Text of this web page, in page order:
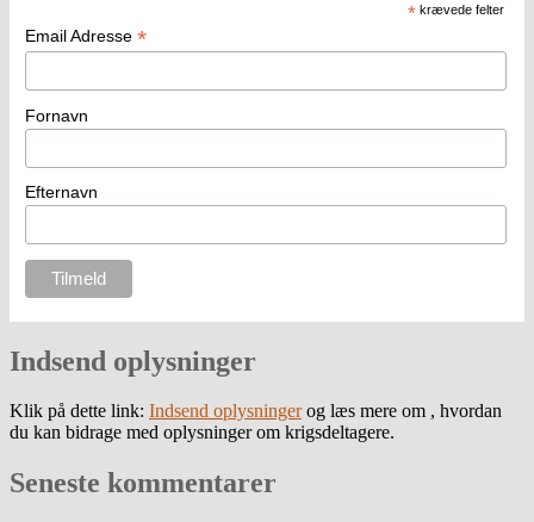
* krævede felter
Email Adresse *
Fornavn
Efternavn
Indsend oplysninger
Klik på dette link: Indsend oplysningerog læs mere om , hvordan
du kan bidrage med oplysninger om krigsdeltagere.
Seneste kommentarer